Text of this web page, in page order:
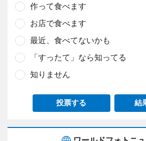
作って食べます
お店で食べます
最近、食べてないかも
「すったて」なら知ってる
知りません
投票する 結